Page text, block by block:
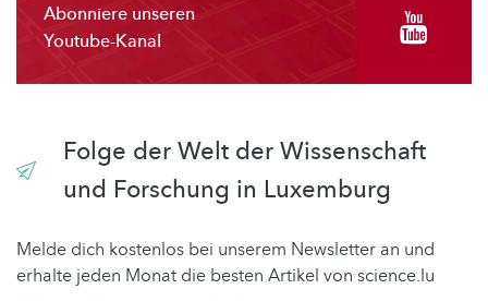
Abonniere unseren
Youtube-Kanal
Folge der Welt der Wissenschaft
und Forschung in Luxemburg
Melde dich kostenlos bei unserem Newsletter an und
erhalte jeden Monat die besten Artikel von science.lu